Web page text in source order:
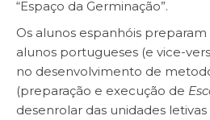
“Espaço da Germinação”.
Os alunos espanhóis
alunos portugueses (e vice-
no desenvolvimento de
(preparação e execução de
desenrolar das unidades